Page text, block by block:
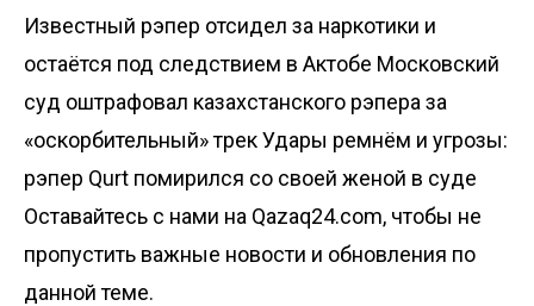
Известный рэпер отсидел за наркотики и
остаётся под следствием в Актобе Московский
суд оштрафовал казахстанского рэпера за
«оскорбительный» трекУдары ремнём и угрозы:
рэпер Qurt помирился со своей женой в суде
Оставайтесь с нами на Qazaq24.com, чтобы не
пропустить важные новости и обновления по
данной теме.